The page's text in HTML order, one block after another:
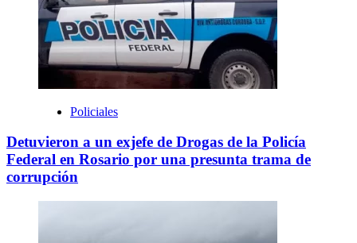
Policiales
Detuvieron a un exjefe de Drogas de la Policía
Federal en Rosario por una presunta trama de
corrupción